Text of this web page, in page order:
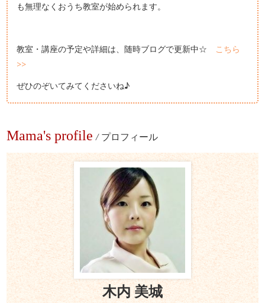
も無理なくおうち教室が始められます。
教室・講座の予定や詳細は、随時ブログで更新中☆ こちら
>>
ぜひのぞいてみてくださいね♪
Mama's profile / プロフィール
木内 美城